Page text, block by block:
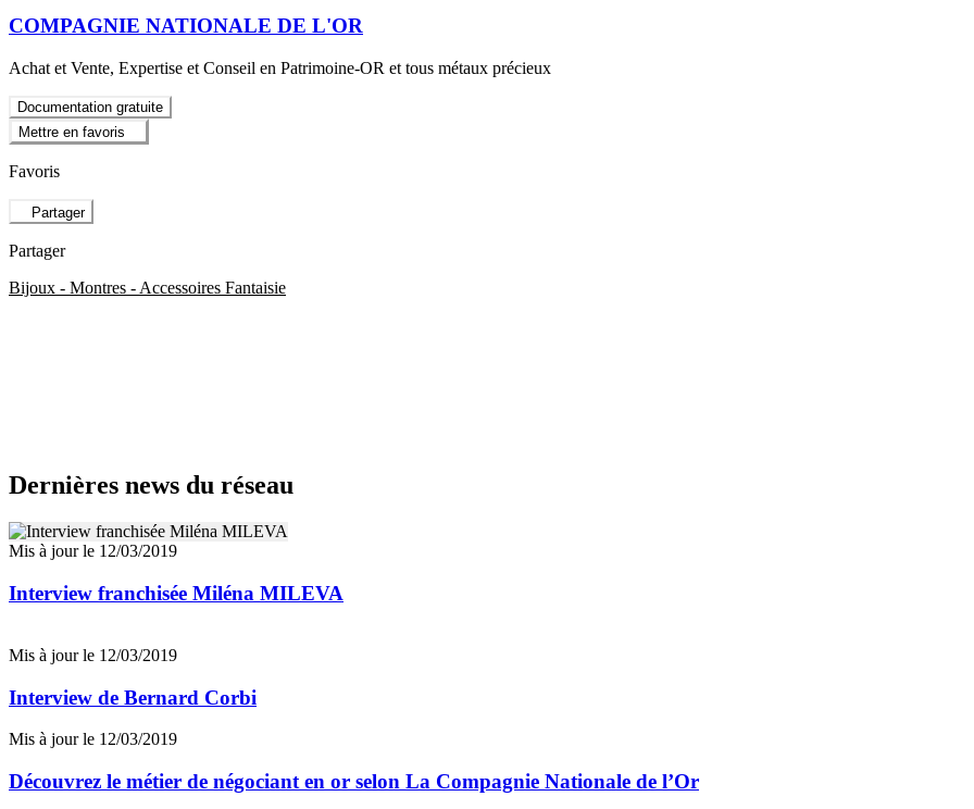
COMPAGNIE NATIONALE DE L'OR
Achat et Vente, Expertise et Conseil en Patrimoine-OR et tous métaux précieux
Documentation gratuite
Mettre en favoris
Favoris
Partager
Partager
Bijoux - Montres - Accessoires Fantaisie
Dernières news du réseau
Mis à jour le 12/03/2019
Interview franchisée Miléna MILEVA
Mis à jour le 12/03/2019
Interview de Bernard Corbi
Mis à jour le 12/03/2019
Découvrez le métier de négociant en or selon La Compagnie Nationale de l’Or